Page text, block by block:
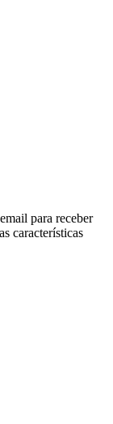
para receber
características